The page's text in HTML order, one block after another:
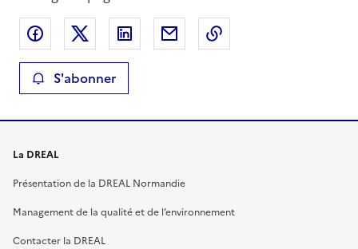
Partager sur Facebook
Partager sur XPartager sur LinkedIn
Partager par email
S'abonner
La DREAL
Présentation de la DREAL Normandie
Management de la qualité et de l’environnement
Contacter la DREAL